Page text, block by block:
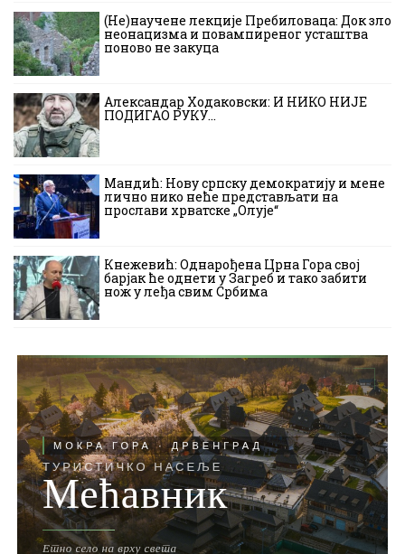
(Не)научене лекције Пребиловаца: Док зло
неонацизма и повампиреног усташтва
поново не закуца
Александар Ходаковски: И НИКО НИЈЕ
ПОДИГАО РУКУ…
Мандић: Нову српску демократију и мене
лично нико неће представљати на
прослави хрватске „Олује“
Кнежевић: Однарођена Црна Гора свој
барјак ће однети у Загреб и тако забити
нож у леђа свим Србима